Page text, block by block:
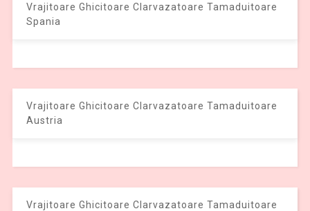
Vrajitoare Ghicitoare Clarvazatoare Tamaduitoare
Spania
Vrajitoare Ghicitoare Clarvazatoare Tamaduitoare
Austria
Vrajitoare Ghicitoare Clarvazatoare Tamaduitoare